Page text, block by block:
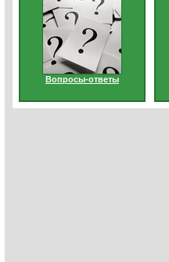
Вопросы-ответы